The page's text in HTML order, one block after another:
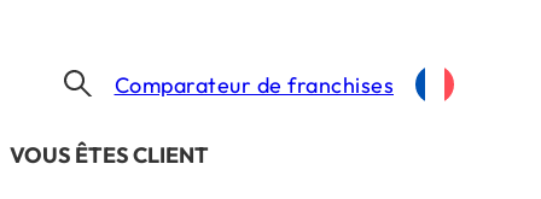
​VOUS ÊTES CLIENT
Comparateur de franchises